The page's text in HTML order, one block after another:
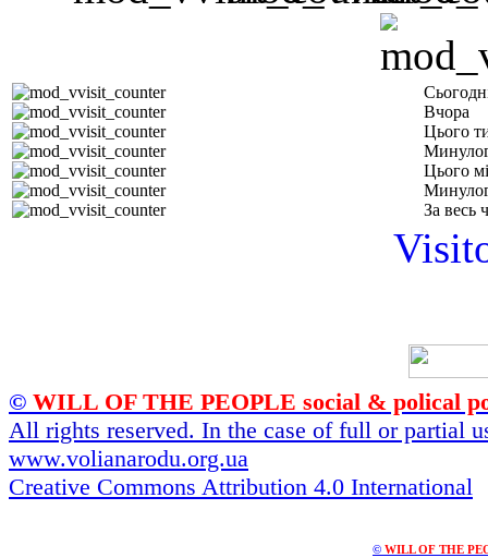
Вчора
Цього
Цього
За весь
© WILL OF THE PEOPLE social & polical
All rights reserved. In the case of full or partial
www.volianarodu.org.ua
Creative Commons Attribution 4.0 International
© WILL OF THE